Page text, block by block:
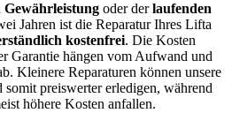
Gewährleistung oder derlaufenden
Jahren ist die Reparatur Ihres Lifta
kostenfrei. Die Kosten
Garantie hängen vom Aufwand und
Kleinere Reparaturen können unsere
somit preiswerter erledigen, während
höhere Kosten anfallen.